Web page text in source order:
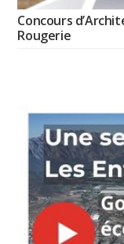
Concours
Rougerie